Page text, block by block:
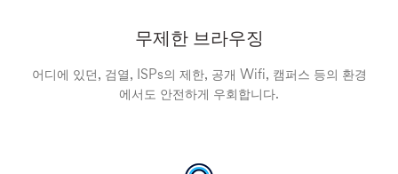
무제한 브라우징
어디에 있던, 검열, ISPs의 제한, 공개 Wifi, 캠퍼스 등의 환경
에서도 안전하게 우회합니다.